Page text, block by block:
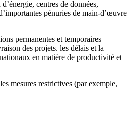
centres de données,
pénuries de main-d’œuvre
permanentes et temporaires
des projets. les délais et la
en matière de productivité et
mesures restrictives (par exemple,